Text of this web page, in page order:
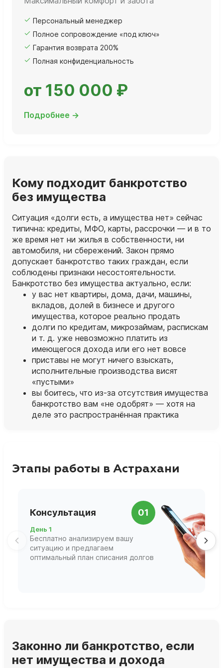
Персональный менеджер
Полное сопровождение «под ключ»
Гарантия возврата 200%
Полная конфиденциальность
от 150 000 ₽
Подробнее →
Кому подходит банкротство
без имущества
Ситуация «долги есть, а имущества нет» сейчас
типична: кредиты, МФО, карты, рассрочки — и в то
же время нет ни жилья в собственности, ни
автомобиля, ни сбережений. Закон прямо
допускает банкротство таких граждан, если
соблюдены признаки несостоятельности.
Банкротство без имущества актуально, если:
у вас нет квартиры, дома, дачи, машины,
вкладов, долей в бизнесе и другого
имущества, которое реально продать
долги по кредитам, микрозаймам, распискам
и т. д. уже невозможно платить из
имеющегося дохода или его нет вовсе
приставы не могут ничего взыскать,
исполнительные производства висят
«пустыми»
вы боитесь, что из‑за отсутствия имущества
банкротство вам «не одобрят» — хотя на
деле это распространённая практика
Этапы работы в Астрахани
Консультация 01
День 1
Бесплатно анализируем вашу
ситуацию и предлагаем
оптимальный план списания долгов
Законно ли банкротство, если
нет имущества и дохода